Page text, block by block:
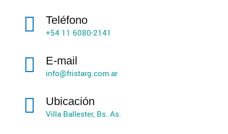
Teléfono
+54 11 6080-2141
E-mail
info@fristarg.com.ar
Ubicación
Villa Ballester, Bs. As.